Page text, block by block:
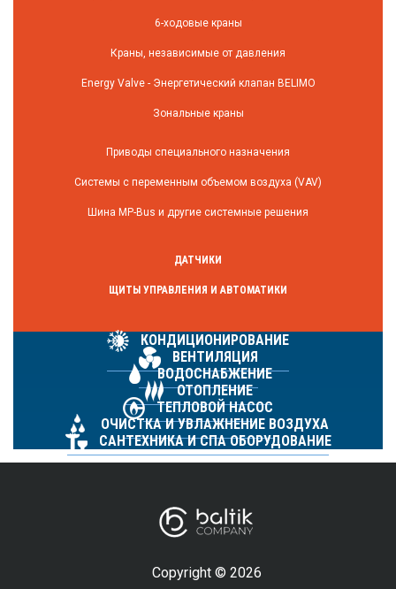
6-ходовые краны
Краны, независимые от давления
Energy Valve - Энергетический клапан BELIMO
Зональные краны
Приводы специального назначения
Системы с переменным объемом воздуха (VAV)
Шина MP-Bus и другие системные решения
ДАТЧИКИ
ЩИТЫ УПРАВЛЕНИЯ И АВТОМАТИКИ
КОНДИЦИОНИРОВАНИЕ
ВЕНТИЛЯЦИЯ
ВОДОСНАБЖЕНИЕ
ОТОПЛЕНИЕ
ТЕПЛОВОЙ НАСОС
ОЧИСТКА И УВЛАЖНЕНИЕ ВОЗДУХА
САНТЕХНИКА И СПА ОБОРУДОВАНИЕ
Copyright © 2026